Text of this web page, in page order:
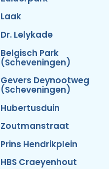
Laak
Dr. Lelykade
Belgisch Park
(Scheveningen)
Gevers Deynootweg
(Scheveningen)
Hubertusduin
Zoutmanstraat
Prins Hendrikplein
HBS Craeyenhout